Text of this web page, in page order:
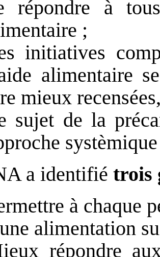
répondre à
;
initiatives
alimentaire
mieux
sujet de la
a identifié trois
à chaque
alimentation
répondre